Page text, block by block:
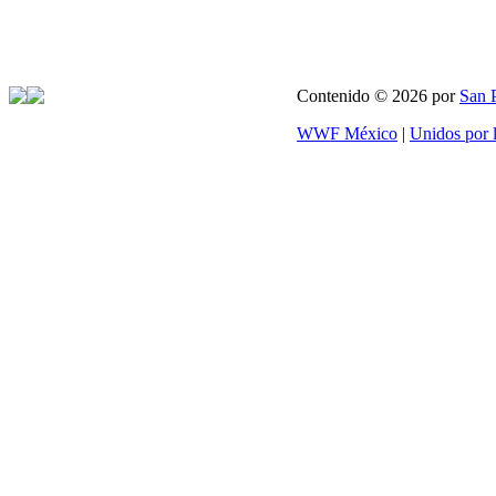
Contenido © 2026 por San
WWF México | Unidos por